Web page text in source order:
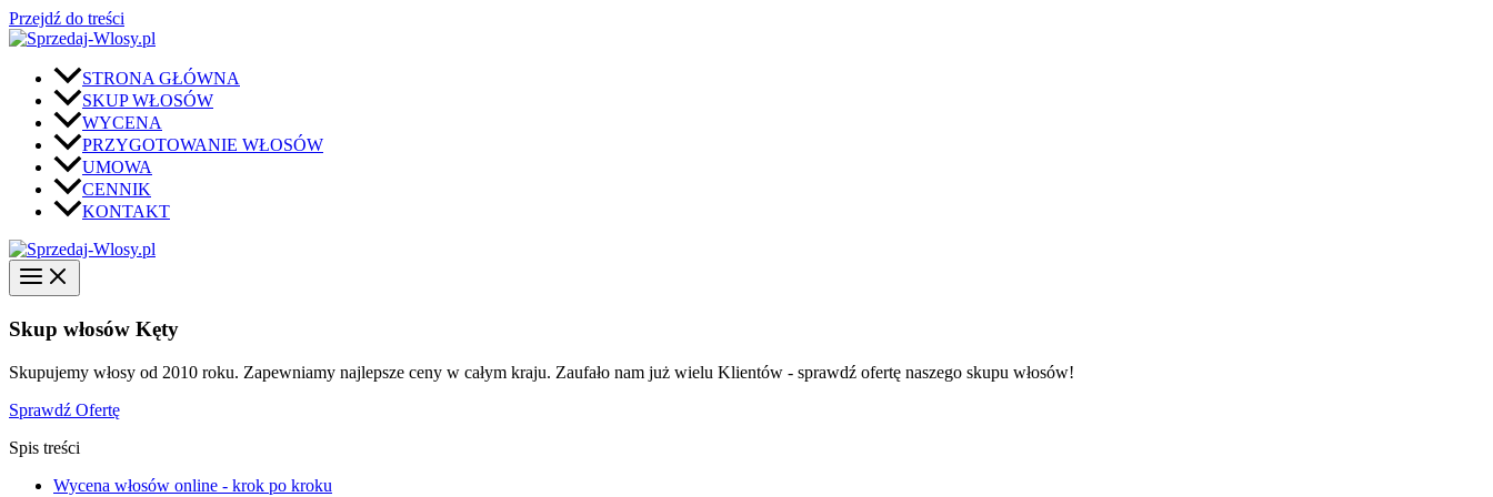
Przejdź do treści
STRONA GŁÓWNA
SKUP WŁOSÓW
WYCENA
PRZYGOTOWANIE WŁOSÓW
UMOWA
CENNIK
KONTAKT
Skup włosów Kęty
Skupujemy włosy od 2010 roku. Zapewniamy najlepsze ceny w całym kraju. Zaufało nam już wielu Klientów - sprawdź ofertę naszego skupu włosów!
Sprawdź Ofertę
Spis treści
Wycena włosów online - krok po kroku